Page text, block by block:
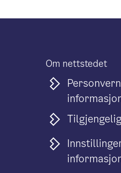
Om nettstedet